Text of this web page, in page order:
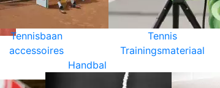
Tennisbaan
accessoires
Tennis
Trainingsmateriaal
Handbal